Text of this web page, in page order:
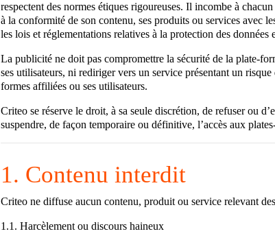
respectent des normes étiques rigoureuses. Il incombe à
à la conformité de son contenu, ses produits ou services avec
les lois et réglementations relatives à la protection des données
La publicité ne doit pas compromettre la sécurité de la plate-
ses utilisateurs, ni rediriger vers un service présentant un
formes affiliées ou ses utilisateurs.
Criteo se réserve le droit, à sa seule discrétion, de refuser ou
suspendre, de façon temporaire ou définitive, l’accès aux
1. Contenu interdit
Criteo ne diffuse aucun contenu, produit ou service relevant
1.1. Harcèlement ou discours haineux